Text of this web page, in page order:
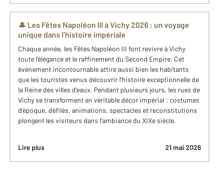
🎩 Les Fêtes Napoléon III à Vichy 2026 : un voyage
unique dans l’histoire impériale
Chaque année, les Fêtes Napoléon III font revivre à Vichy
toute l’élégance et le raffinement du Second Empire. Cet
événement incontournable attire aussi bien les habitants
que les touristes venus découvrir l’histoire exceptionnelle de
la Reine des villes d’eaux. Pendant plusieurs jours, les rues de
Vichy se transforment en véritable décor impérial : costumes
d’époque, défilés, animations, spectacles et reconstitutions
plongent les visiteurs dans l’ambiance du XIXe siècle.
Lire plus 21 mai 2026